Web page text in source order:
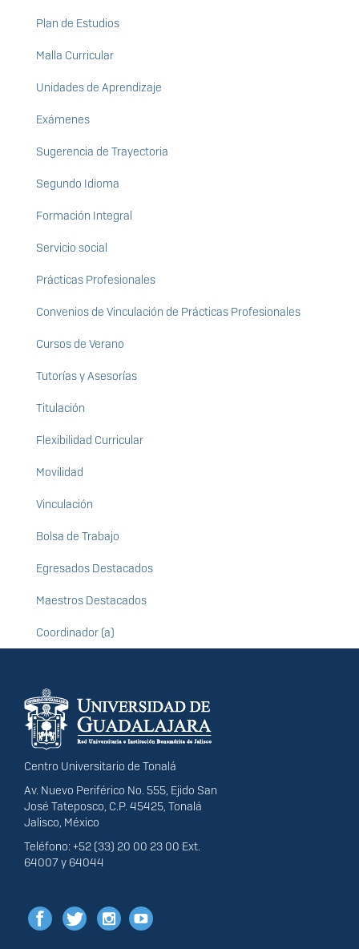
Plan de Estudios
Malla Curricular
Unidades de Aprendizaje
Exámenes
Sugerencia de Trayectoria
Segundo Idioma
Formación Integral
Servicio social
Prácticas Profesionales
Convenios de Vinculación de Prácticas Profesionales
Cursos de Verano
Tutorías y Asesorías
Titulación
Flexibilidad Curricular
Movilidad
Vinculación
Bolsa de Trabajo
Egresados Destacados
Maestros Destacados
Coordinador (a)
Información del
portal
Centro Universitario de Tonalá
Av. Nuevo Periférico No. 555, Ejido San
José Tateposco, C.P. 45425, Tonalá
Jalisco, México
Teléfono: +52 (33) 20 00 23 00 Ext.
64007 y 64044